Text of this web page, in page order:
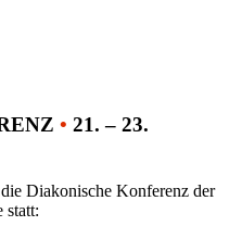
• 21. – 23.
Diakonische Konferenz der
statt: